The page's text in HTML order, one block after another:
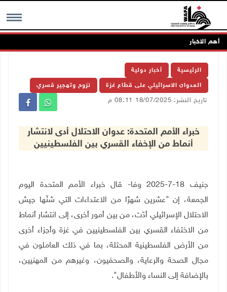
MENU أهم الاخبار
الرئيسية أخبار دولية
العدوان الاسرائيلي على قطاع غزة نزوح وتهجير قسري
تاريخ النشر: 18/07/2025 08:11 م
خبراء الأمم المتحدة: عدوان الاحتلال أدى لانتشار
أنماط من الإخفاء القسري بين الفلسطينيين
جنيف 18-7-2025 وفا- قال خبراء الأمم المتحدة اليوم
الجمعة، إن "عشرين شهرًا من الاعتداءات التي شنّها جيش
الاحتلال الإسرائيلي أدّت، من بين أمور أخرى، إلى انتشار أنماط
من الاختفاء القسري بين الفلسطينيين في غزة وأجزاء أخرى
من الأرض الفلسطينية المحتلة، بما في ذلك العاملون في
مجال الصحة والرعاية، والصحفيون، وغيرهم من المهنيين،
بالإضافة إلى النساء والأطفال".